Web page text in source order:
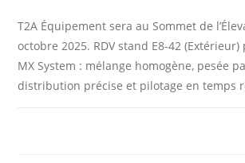
T2A Équipement sera au Sommet de
octobre 2025. RDV stand E8-42
MX System : mélange homogène, pesée
distribution précise et pilotage en temps